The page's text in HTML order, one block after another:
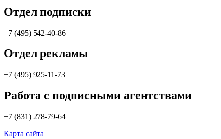
Отдел подписки
+7 (495) 542-40-86
Отдел рекламы
+7 (495) 925-11-73
Работа с подписными агентствами
+7 (831) 278-79-64
Карта сайта